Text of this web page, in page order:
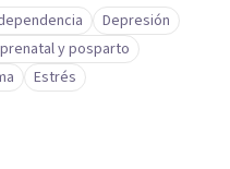
Depresión
y posparto
Estrés